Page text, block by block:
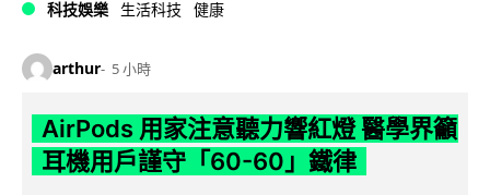
科技娛樂 生活科技 健康
arthur 5 小時
AirPods 用家注意聽力響紅燈 醫學界籲
耳機用戶謹守「60-60」鐵律